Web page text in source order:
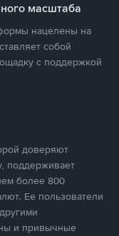
масштаба
нацелены на
собой
с поддержкой
доверяют
поддерживает
более 800
Ее пользователи
и привычные